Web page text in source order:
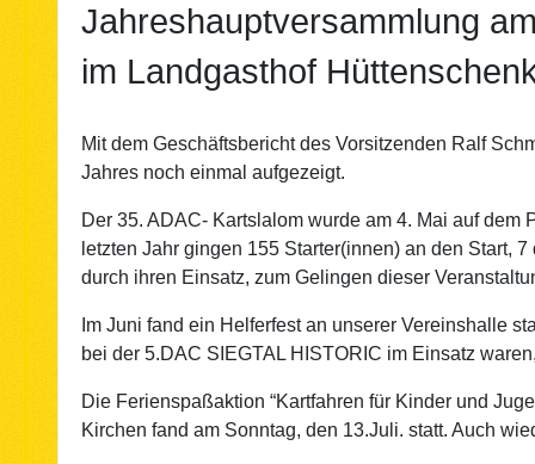
Jahreshauptversammlung
im Landgasthof
Mit dem Geschäftsbericht des Vorsitzenden Ralf
Jahres noch einmal aufgezeigt.
Der 35. ADAC- Kartslalom wurde am 4. Mai auf
letzten Jahr gingen 155 Starter(innen) an den Start,
durch ihren Einsatz, zum Gelingen dieser
Im Juni fand ein Helferfest an unserer Vereinshalle
bei der 5.DAC SIEGTAL HISTORIC im Einsatz
Die Ferienspaßaktion “Kartfahren für Kinder und
Kirchen fand am Sonntag, den 13.Juli. statt. Auch